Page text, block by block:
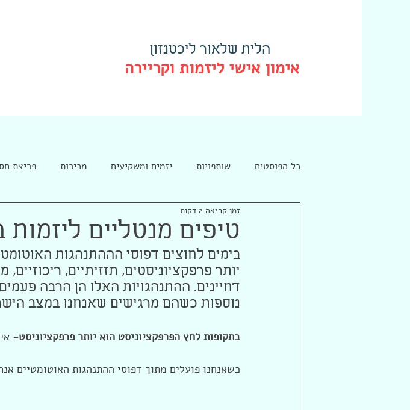
אימון אישי ליזמות וקריירה
הלית שלאור ליכטנזון
כל הפוסטים שותפויות יזמים ומשקיעים מכירות פריצת
חיפוש מקצועי
טיפים מנטליים ליזמות
זמן קריאה 2 דקות
בימים לחוצים דפוסי הההתנהגות
יותר פרפקציוניסטים, תזזיתיים,
דחיינים. ההתנהגויות האלו הן הרבה
נוספות כשהם מרגישים שאנחנו במצב
בתקופות לחץ הפרפקציוניסט הוא יותר פרפקציוניסט-
כשאנחנו פועלים מתוך דפוסי ההתנהגות האוטומטיים